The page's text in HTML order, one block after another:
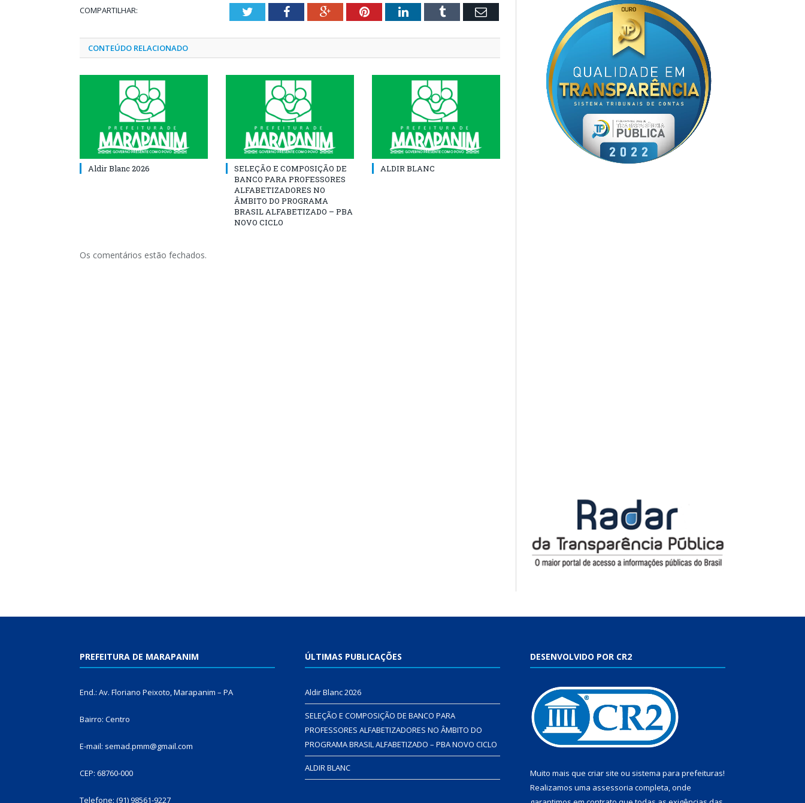
COMPARTILHAR: TwitterFacebookGoogle+PinterestLinkedInTumblr Email
CONTEÚDO RELACIONADO
Aldir Blanc 2026
SELEÇÃO E COMPOSIÇÃO DE
BANCO PARA PROFESSORES
ALFABETIZADORES NO
ÂMBITO DO PROGRAMA
BRASIL ALFABETIZADO – PBA
NOVO CICLO
ALDIR BLANC
Os comentários estão fechados.
PREFEITURA DE MARAPANIM
End.: Av. Floriano Peixoto, Marapanim – PA
Bairro: Centro
E-mail: semad.pmm@gmail.com
CEP: 68760-000
Telefone: (91) 98561-9227
ÚLTIMAS PUBLICAÇÕES
Aldir Blanc 2026
SELEÇÃO E COMPOSIÇÃO DE BANCO PARA
PROFESSORES ALFABETIZADORES NO ÂMBITO DO
PROGRAMA BRASIL ALFABETIZADO – PBA NOVO CICLO
ALDIR BLANC
DESENVOLVIDO POR CR2
Muito mais que criar site ou sistema para prefeituras!
Realizamos uma assessoria completa, onde